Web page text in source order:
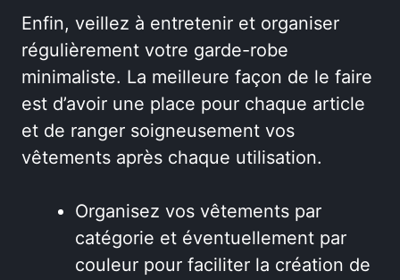
Enfin, veillez à entretenir et organiser
régulièrement votre garde-robe
minimaliste. La meilleure façon de le faire
est d’avoir une place pour chaque article
et de ranger soigneusement vos
vêtements après chaque utilisation.
Organisez vos vêtements par
catégorie et éventuellement par
couleur pour faciliter la création de